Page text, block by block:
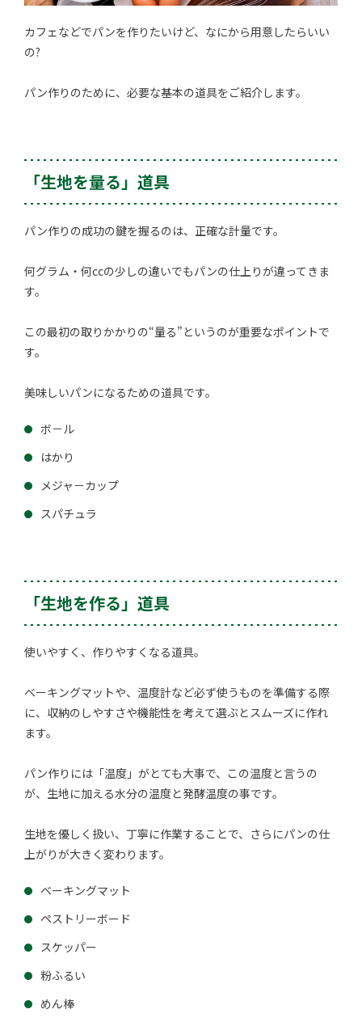
カフェなどでパンを作りたいけど、なにから用意したらいい
の?
パン作りのために、必要な基本の道具をご紹介します。
「生地を量る」道具
パン作りの成功の鍵を握るのは、正確な計量です。
何グラム・何ccの少しの違いでもパンの仕上りが違ってきま
す。
この最初の取りかかりの“量る”というのが重要なポイントで
す。
美味しいパンになるための道具です。
ボ－ル
はかり
メジャ－カップ
スパチュラ
「生地を作る」道具
使いやすく、作りやすくなる道具。
ベーキングマットや、温度計など必ず使うものを準備する際
に、収納のしやすさや機能性を考えて選ぶとスムーズに作れ
ます。
パン作りには「温度」がとても大事で、この温度と言うの
が、生地に加える水分の温度と発酵温度の事です。
生地を優しく扱い、丁寧に作業することで、さらにパンの仕
上がりが大きく変わります。
ベーキングマット
ペストリーボード
スケッパー
粉ふるい
めん棒